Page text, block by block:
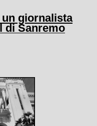
giornalista
di Sanremo